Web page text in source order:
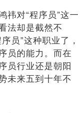
祎对“程序员”这一
法却是截然不
员”这种职业了，
员的能力。而在
员行业还是朝阳
未来五到十年不